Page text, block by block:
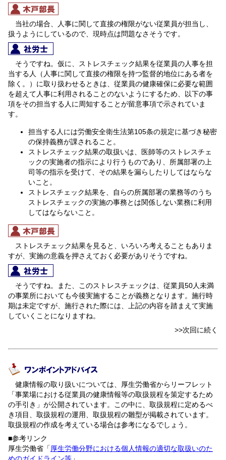
当社の場合、人事に関して直接の権限がない従業員が担当し、
扱うようにしているので、現時点は問題なさそうです。
そうですね。仮に、ストレスチェック結果を従業員の人事を担
当する人（人事に関して直接の権限を持つ監督的地位にある者を
除く。）に取り扱わせるときは、従業員の健康確保に必要な範囲
を超えて人事に利用されることのないようにするため、以下の事
項をその担当する人に周知することが留意事項で示されていま
す。
担当する人には労働安全衛生法第105条の規定に基づき秘密
の保持義務が課されること。
ストレスチェック結果の取扱いは、医師等のストレスチェ
ックの実施者の指示により行うものであり、所属部署の上
司等の指示を受けて、その結果を漏らしたりしてはならな
いこと。
ストレスチェック結果を、自らの所属部署の業務等のうち
ストレスチェックの実施の事務とは関係しない業務に利用
してはならないこと。
ストレスチェック結果を見ると、いろいろ考えることもありま
すが、実施の意義を押さえておく必要がありそうですね。
そうですね。また、このストレスチェックは、従業員50人未満
の事業所においても今後実施することが義務となります。施行時
期は未定ですが、施行された際には、上記の内容を踏まえて実施
していくことになりますね。
>>次回に続く
健康情報の取り扱いについては、厚生労働省からリーフレット
「事業場における従業員の健康情報等の取扱規程を策定するため
の手引き」が公開されています。この中に、取扱規程に定めるべ
き項目、取扱規程の運用、取扱規程の雛型が掲載されています。
取扱規程の作成を考えている場合は参考になるでしょう。
■参考リンク
厚生労働省「厚生労働分野における個人情報の適切な取扱いのた